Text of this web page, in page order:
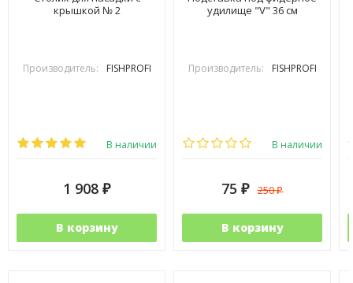
крышкой № 2
Производитель: FISHPROFI
В наличии
1 908 ₽
В корзину
удилище "V" 36 см
Производитель: FISHPROFI
В наличии
75 ₽ 250₽
В корзину